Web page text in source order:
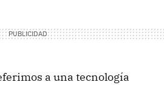
a una tecnología